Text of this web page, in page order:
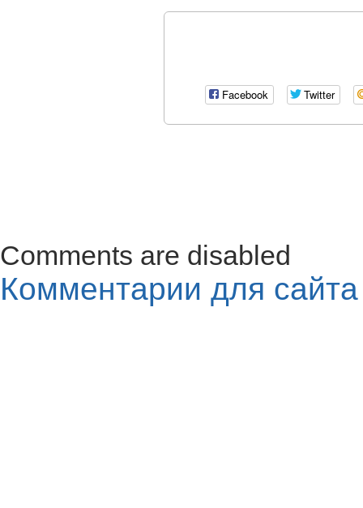
Facebook Twitter
Comments are disabled
Комментарии для